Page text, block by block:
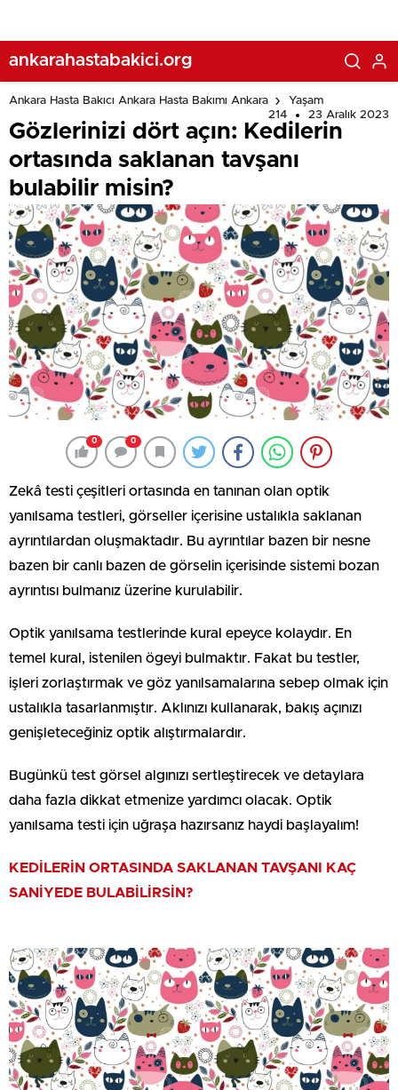
ankarahastabakici.org
Ankara Hasta Bakıcı Ankara Hasta Bakımı Ankara
Yaşam
214
23 Aralık 2023
Gözlerinizi dört açın: Kedilerin
ortasında saklanan tavşanı
bulabilir misin?
0 0
Zekâ testi çeşitleri ortasında en tanınan olan optik
yanılsama testleri, görseller içerisine ustalıkla saklanan
ayrıntılardan oluşmaktadır. Bu ayrıntılar bazen bir nesne
bazen bir canlı bazen de görselin içerisinde sistemi bozan
ayrıntısı bulmanız üzerine kurulabilir.
Optik yanılsama testlerinde kural epeyce kolaydır. En
temel kural, istenilen ögeyi bulmaktır. Fakat bu testler,
işleri zorlaştırmak ve göz yanılsamalarına sebep olmak için
ustalıkla tasarlanmıştır. Aklınızı kullanarak, bakış açınızı
genişleteceğiniz optik alıştırmalardır.
Bugünkü test görsel algınızı sertleştirecek ve detaylara
daha fazla dikkat etmenize yardımcı olacak. Optik
yanılsama testi için uğraşa hazırsanız haydi başlayalım!
KEDİLERİN ORTASINDA SAKLANAN TAVŞANI KAÇ
SANİYEDE BULABİLİRSİN?